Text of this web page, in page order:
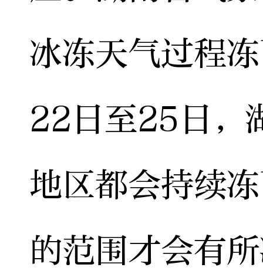
冰冻天气过程
22日至25日，
地区都会持续
的范围才会有